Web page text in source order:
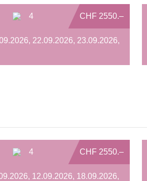
4 CHF 2550.–
22.09.2026, 23.09.2026,
4 CHF 2550.–
12.09.2026, 18.09.2026,